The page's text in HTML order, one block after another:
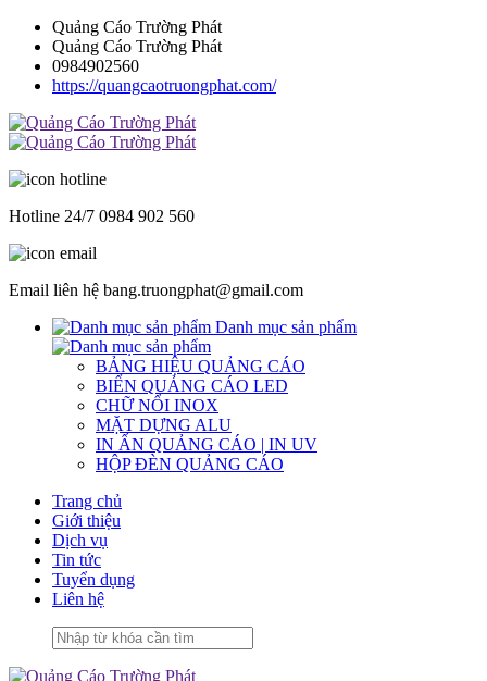
Quảng Cáo Trường Phát
Quảng Cáo Trường Phát
0984902560
https://quangcaotruongphat.com/
Hotline 24/7 0984 902 560
Email liên hệ bang.truongphat@gmail.com
Danh mục sản phẩm
BẢNG HIỆU QUẢNG CÁO
BIỂN QUẢNG CÁO LED
CHỮ NỔI INOX
MẶT DỰNG ALU
IN ẤN QUẢNG CÁO | IN UV
HỘP ĐÈN QUẢNG CÁO
Trang chủ
Giới thiệu
Dịch vụ
Tin tức
Tuyển dụng
Liên hệ